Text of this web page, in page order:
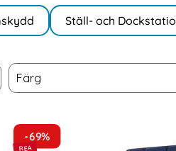
Ställ- och
Färg
Färg
2-i-1 Justerbar Hållare för
-69%